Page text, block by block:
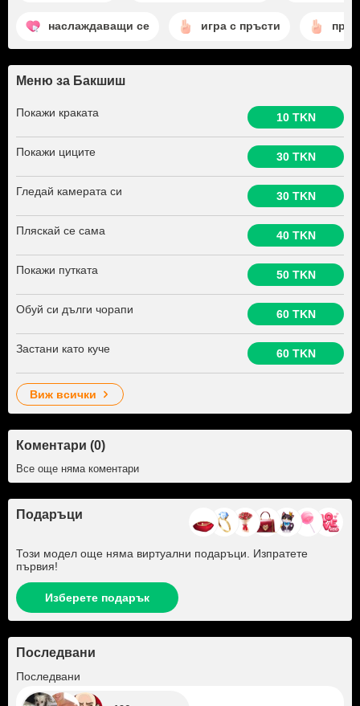
наслаждаващи се игра с пръсти
Меню за Бакшиш
Покажи краката 10 TKN
Покажи циците 30 TKN
Гледай камерата си 30 TKN
Пляскай се сама 40 TKN
Покажи путката 50 TKN
Обуй си дълги чорапи 60 TKN
Застани като куче 60 TKN
виж всички
Коментари (0)
Все още няма коментари
Подаръци
Този модел още няма виртуални подаръци. Изпратете
първия!
Изберете подарък
Последвани
Последвани